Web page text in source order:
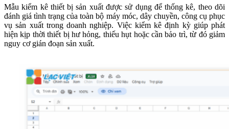
Mẫu kiểm kê thiết bị sản xuất được sử dụng để thống kê, theo dõi
đánh giá tình trạng của toàn bộ máy móc, dây chuyền, công cụ phục
vụ sản xuất trong doanh nghiệp. Việc kiểm kê định kỳ giúp phát
hiện kịp thời thiết bị hư hỏng, thiếu hụt hoặc cần bảo trì, từ đó giảm
nguy cơ gián đoạn sản xuất.